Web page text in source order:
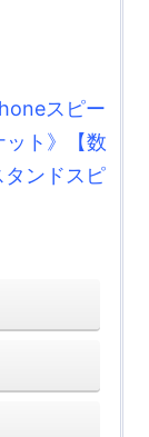
スピー
ト》【数
ンドスピ